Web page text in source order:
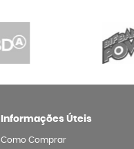
Informações Úteis
Como Comprar